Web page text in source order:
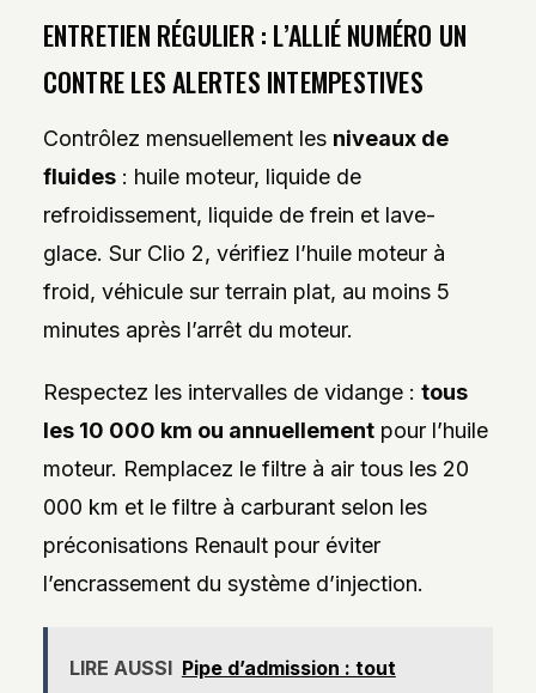
ENTRETIEN RÉGULIER : L’ALLIÉ NUMÉRO UN
CONTRE LES ALERTES INTEMPESTIVES
Contrôlez mensuellement les niveaux de
fluides: huile moteur, liquide de
refroidissement, liquide de frein et lave-
glace. Sur Clio 2, vérifiez l’huile moteur à
froid, véhicule sur terrain plat, au moins 5
minutes après l’arrêt du moteur.
Respectez les intervalles de vidange : tous
les 10 000 km ou annuellementpour l’huile
moteur. Remplacez le filtre à air tous les 20
000 km et le filtre à carburant selon les
préconisations Renault pour éviter
l’encrassement du système d’injection.
LIRE AUSSI Pipe d’admission : tout